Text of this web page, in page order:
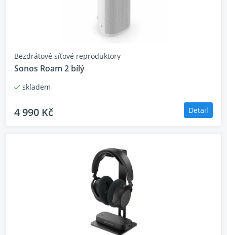
Bezdrátové síťové reproduktory
Sonos Roam 2 bílý
skladem
4 990 Kč Detail